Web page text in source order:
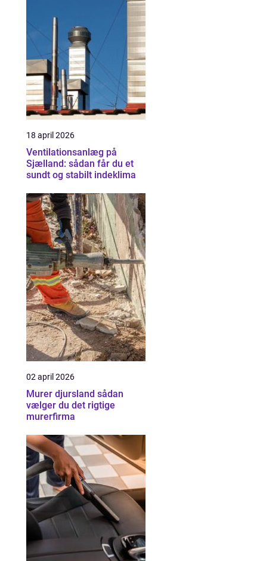
18 april 2026
Ventilationsanlæg på
Sjælland: sådan får du et
sundt og stabilt indeklima
02 april 2026
Murer djursland sådan
vælger du det rigtige
murerfirma